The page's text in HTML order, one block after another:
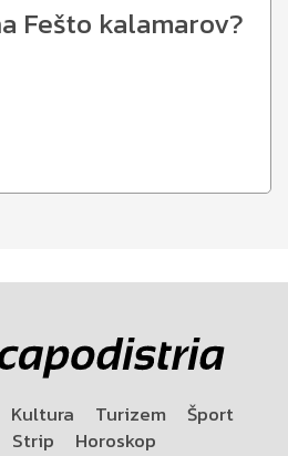
Fešto kalamarov?
Kultura Turizem
Šport
Strip Horoskop